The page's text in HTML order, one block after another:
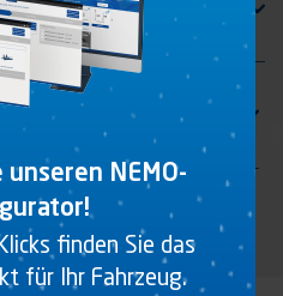
NEMO-
finden Sie das
für Ihr Fahrzeug.